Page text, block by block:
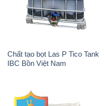
Chất tạo bọt Las P Tico Tank
IBC Bồn Việt Nam